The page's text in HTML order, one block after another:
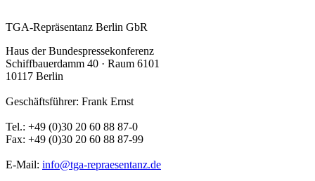
TGA-Repräsentanz Berlin GbR
Haus der Bundespressekonferenz
Schiffbauerdamm 40 · Raum 6101
10117 Berlin
Geschäftsführer: Frank Ernst
Tel.: +49 (0)30 20 60 88 87-0
Fax: +49 (0)30 20 60 88 87-99
E-Mail: info@tga-repraesentanz.de